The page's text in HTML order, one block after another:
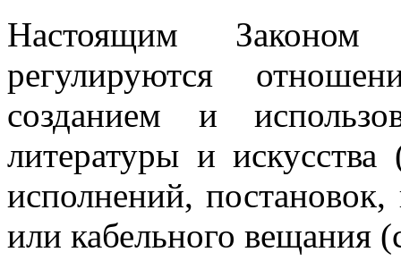
Настоящим
регулируются
созданием и
литературы и
исполнений,
или кабельного вещания